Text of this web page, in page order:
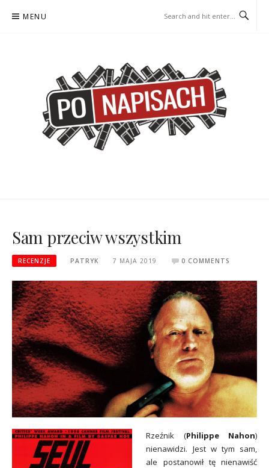
MENU
Sam przeciw wszystkim
RECENZJE PATRYK 7 MAJA 2019 0 COMMENTS
Rzeźnik (Philippe Nahon)
nienawidzi. Jest w tym sam,
ale postanowił tę nienawiść